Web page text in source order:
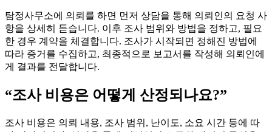
탐정사무소에 의뢰를 하면 먼저 상담을 통해 의뢰인의 요청 사
항을 상세히 듣습니다. 이후 조사 범위와 방법을 정하고, 필요
한 경우 계약을 체결합니다. 조사가 시작되면 정해진 방법에
따라 증거를 수집하고, 최종적으로 보고서를 작성해 의뢰인에
게 결과를 전달합니다.
“조사 비용은 어떻게 산정되나요?”
조사 비용은 의뢰 내용, 조사 범위, 난이도, 소요 시간 등에 따